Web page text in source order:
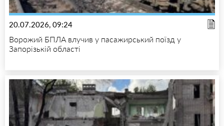
20.07.2026, 09:24
Ворожий БПЛА влучив у пасажирський поїзд у
Запорізькій області